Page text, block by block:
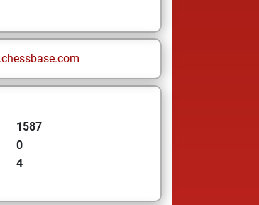
1587
0
4